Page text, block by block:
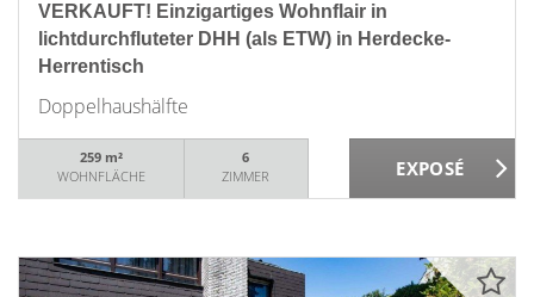
VERKAUFT! Einzigartiges Wohnflair in
lichtdurchfluteter DHH (als ETW) in Herdecke-
Herrentisch
Doppelhaushälfte
259 m²
WOHNFLÄCHE
6
ZIMMER